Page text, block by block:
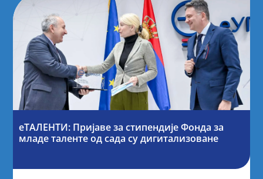
еТАЛЕНТИ: Пријаве за стипендије Фонда за
младе таленте од сада су дигитализоване